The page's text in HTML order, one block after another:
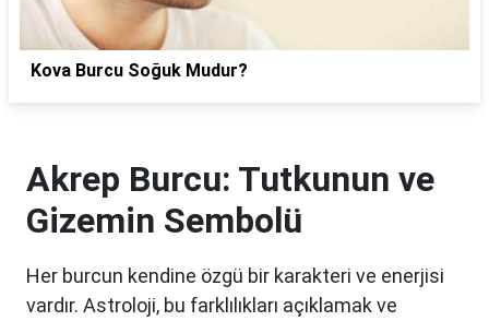
Kova Burcu Soğuk Mudur?
Akrep Burcu: Tutkunun ve
Gizemin Sembolü
Her burcun kendine özgü bir karakteri ve enerjisi
vardır. Astroloji, bu farklılıkları açıklamak ve